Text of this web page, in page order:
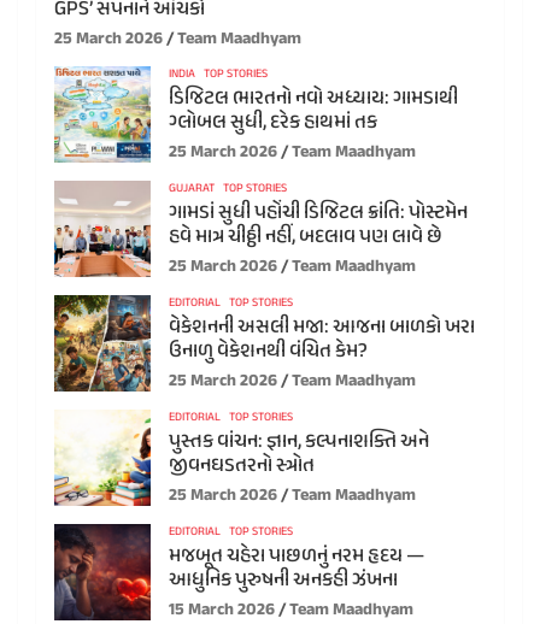
GPS’ સપનાને આંચકો
25 March 2026 Team Maadhyam
INDIA TOP STORIES
ડિજિટલ ભારતનો નવો અધ્યાય: ગામડાથી
ગ્લોબલ સુધી, દરેક હાથમાં તક
25 March 2026 Team Maadhyam
GUJARAT TOP STORIES
ગામડાં સુધી પહોંચી ડિજિટલ ક્રાંતિ: પોસ્ટમેન
હવે માત્ર ચીઠ્ઠી નહીં, બદલાવ પણ લાવે છે
25 March 2026 Team Maadhyam
EDITORIAL TOP STORIES
વેકેશનની અસલી મજા: આજના બાળકો ખરા
ઉનાળુ વેકેશનથી વંચિત કેમ?
25 March 2026 Team Maadhyam
EDITORIAL TOP STORIES
પુસ્તક વાંચન: જ્ઞાન, કલ્પનાશક્તિ અને
જીવનઘડતરનો સ્ત્રોત
25 March 2026 Team Maadhyam
EDITORIAL TOP STORIES
મજબૂત ચહેરા પાછળનું નરમ હૃદય —
આધુનિક પુરુષની અનકહી ઝંખના
15 March 2026 Team Maadhyam